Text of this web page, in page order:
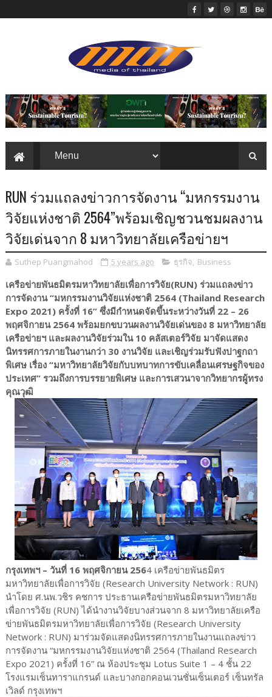
RUN ร่วมแถลงข่าวการจัดงาน “มหกรรมงาน
วิจัยแห่งชาติ 2564”พร้อมเชิญชวนชมผลงาน
วิจัยเด่นจาก 8 มหาวิทยาลัยเครือข่ายฯ
Suthep Puangmahod 5 years ago ธุรกิจ, Business
เครือข่ายพันธมิตรมหาวิทยาลัยเพื่อการวิจัย(RUN) ร่วมแถลงข่าว
การจัดงาน “มหกรรมงานวิจัยแห่งชาติ 2564 (Thailand Research
Expo 2021) ครั้งที่ 16” ซึ่งมีกำหนดจัดขึ้นระหว่างวันที่ 22 – 26
พฤศจิกายน 2564 พร้อมยกขบวนผลงานวิจัยเด่นของ 8 มหาวิทยาลัย
เครือข่ายฯ และผลงานวิจัยร่วมใน 10 คลัสเตอร์วิจัย มาจัดแสดง
นิทรรศการภายในงานกว่า 30 งานวิจัย และเชิญร่วมรับฟังปาฐกถา
พิเศษ เรื่อง “มหาวิทยาลัยวิจัยกับบทบาทการขับเคลื่อนเศรษฐกิจของ
ประเทศ” รวมถึงการบรรยายพิเศษ และการเสวนาจากวิทยากรผู้ทรง
คุณวุฒิ
กรุงเทพฯ – วันที่ 16 พฤศจิกายน 2564 เครือข่ายพันธมิตร
มหาวิทยาลัยเพื่อการวิจัย (Research University Network : RUN)
นำโดย ศ.นพ.วชิร คชการ ประธานเครือข่ายพันธมิตรมหาวิทยาลัย
เพื่อการวิจัย (RUN) ได้นำงานวิจัยบางส่วนจาก 8 มหาวิทยาลัยเครือ
ข่ายพันธมิตรมหาวิทยาลัยเพื่อการวิจัย (Research University
Network : RUN) มาร่วมจัดแสดงนิทรรศการภายในงานแถลงข่าว
การจัดงาน “มหกรรมงานวิจัยแห่งชาติ 2564 (Thailand Research
Expo 2021) ครั้งที่ 16” ณ ห้องประชุม Lotus Suite 1 – 4 ชั้น 22
โรงแรมเซ็นทาราแกรนด์ และบางกอกคอนเวนชั่นเซ็นเตอร์ เซ็นทรัล
เวิลด์ กรุงเทพฯ